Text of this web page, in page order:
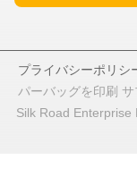
プライバシーポリシ
パーバッグを印刷
Silk Road Enterprise